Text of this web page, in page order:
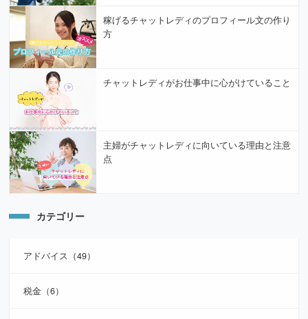
稼げるチャットレディのプロフィール文の作り
方
チャットレディがお仕事中に心がけていること
主婦がチャットレディに向いている理由と注意
点
カテゴリー
アドバイス（49）
税金（6）